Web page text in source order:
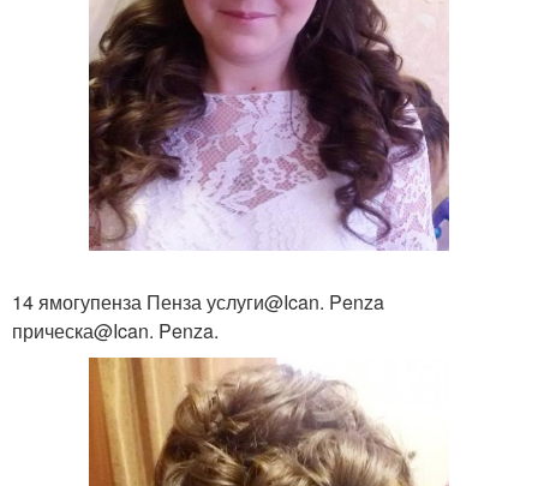
14 ямогупенза Пенза услуги@Ican. Penza
прическа@Ican. Penza.